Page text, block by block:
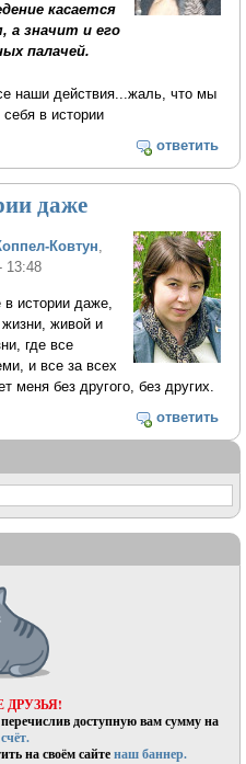
касается
а значит и его
палачей.
наши действия...жаль, что мы
в истории
ответить
даже
Ковтун
13:48
истории даже,
живой и
где все
и все за всех
меня без другого, без других.
ответить
ДРУЗЬЯ!
доступную вам сумму на
на своём сайтенаш баннер.